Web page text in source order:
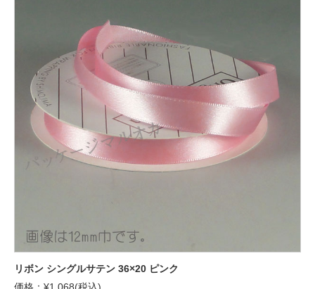
リボン シングルサテン 36×20 ピンク